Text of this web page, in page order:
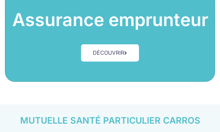
Assurance emprunteur
DÉCOUVRIR
MUTUELLE SANTÉ PARTICULIER CARROS